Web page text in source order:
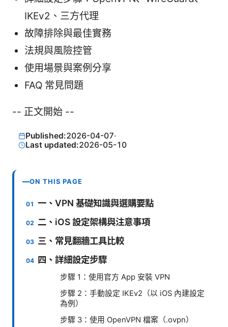
IKEv2、三方代理
故障排除與最佳實務
法規與風險控管
使用場景與案例分享
FAQ 常見問題
-- 正文開始 --
Published:2026-04-07·
Last updated:2026-05-10
ON THIS PAGE
一、VPN 基礎知識與選購要點
二、iOS 設定架構與注意事項
三、常見翻牆工具比較
四、詳細設定步驟
步驟 1：使用官方 App 安裝 VPN
步驟 2：手動設定 IKEv2（以 iOS 內建設定
為例）
步驟 3：使用 OpenVPN 檔案（.ovpn）